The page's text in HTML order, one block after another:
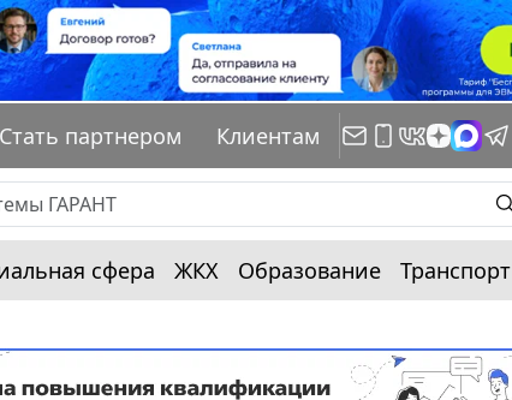
Стать партнером Клиентам
сфера ЖКХ Образование Транспорт